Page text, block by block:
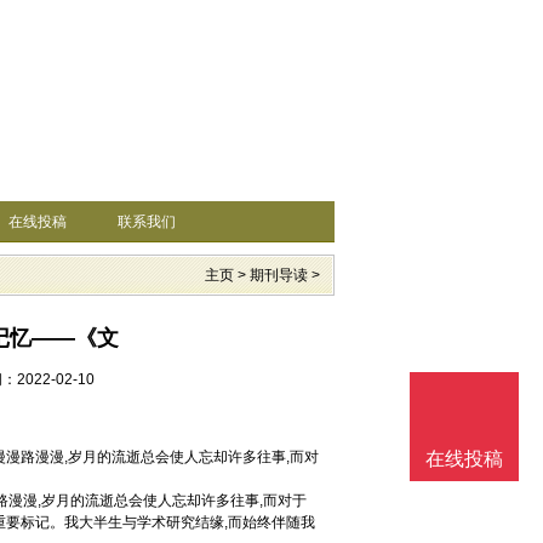
在线投稿 联系我们
主页 > 期刊导读 >
忆——《文
：2022-02-10
路漫漫,岁月的流逝总会使人忘却许多往事,而对
漫,岁月的流逝总会使人忘却许多往事,而对于
标记。我大半生与学术研究结缘,而始终伴随我
在线投稿